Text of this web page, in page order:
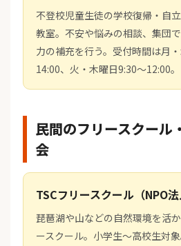
不登校児童生徒の学校復帰・自
教室。不安や悩みの相談、集団
力の補充を行う。受付時間は月
14:00、火・木曜日9:30～12:00。
民間のフリースクール
会
TSCフリースクール（NPO法
琵琶湖や山などの自然環境を活
ースクール。小学生～高校生対